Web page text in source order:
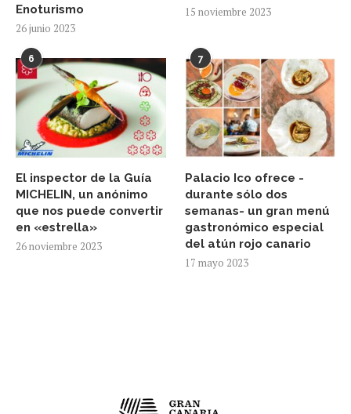
Enoturismo
26 junio 2023
15 noviembre 2023
6
El inspector de la Guía
MICHELIN, un anónimo
que nos puede convertir
en «estrella»
26 noviembre 2023
7
Palacio Ico ofrece -
durante sólo dos
semanas- un gran menú
gastronómico especial
del atún rojo canario
17 mayo 2023